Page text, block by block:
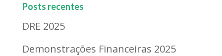
Posts recentes
DRE 2025
Demonstrações Financeiras 2025